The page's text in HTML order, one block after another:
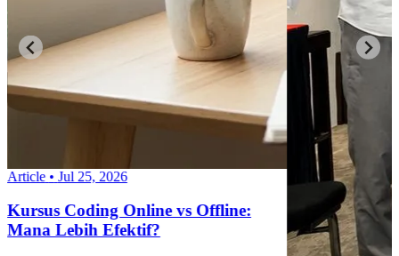
Article • Jul 25, 2026
Kursus Coding Online vs Offline:
Mana Lebih Efektif?